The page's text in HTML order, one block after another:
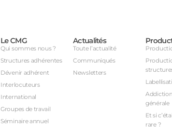
Le CMG
Qui sommes nous ?
Structures adhérentes
Dévenir adhérent
Interlocuteurs
International
Groupes de travail
Séminaire annuel
Actualités
Toute l’actualité
Communiqués
Newsletters
générale
Et si
rare ?